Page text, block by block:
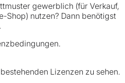
gewerblich (für Verkauf,
Shop) nutzen? Dann benötigst
Lizenzen zu sehen.